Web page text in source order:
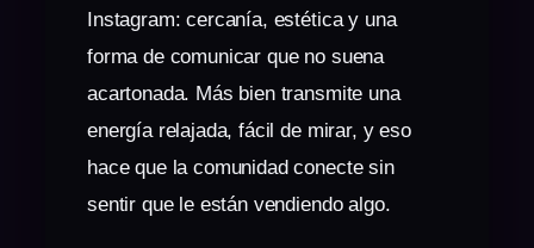
Instagram: cercanía, estética y una
forma de comunicar que no suena
acartonada. Más bien transmite una
energía relajada, fácil de mirar, y eso
hace que la comunidad conecte sin
sentir que le están vendiendo algo.